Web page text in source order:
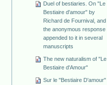
Duel of bestiaries. On "Le
Bestiaire d'amour" by
Richard de Fournival, and
the anonymous response
appended to it in several
manuscripts
The new naturalism of "Le
Bestiaire d'Amour"
Sur le "Bestiaire D'amour"